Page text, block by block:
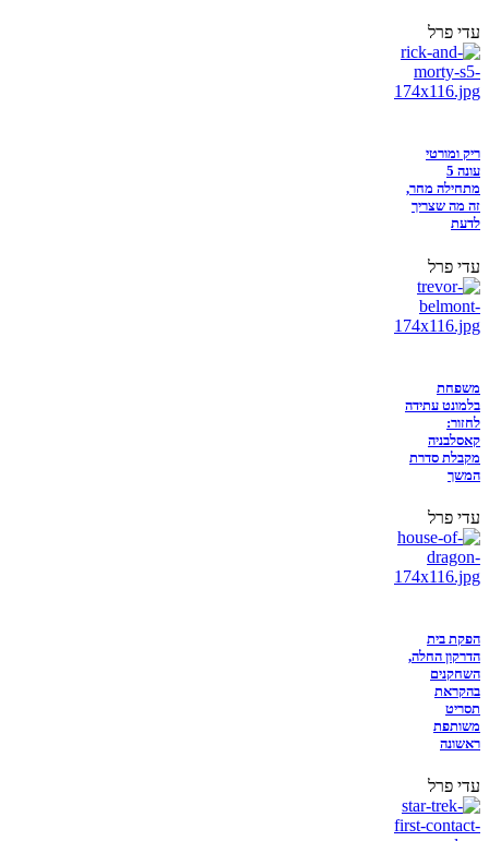
עדי פרל
ריק ומורטי
עונה 5
מתחילה מחר,
זה מה שצריך
לדעת
עדי פרל
משפחת
בלמונט עתידה
לחזור:
קאסלבניה
מקבלת סדרת
המשך
עדי פרל
הפקת בית
הדרקון החלה,
השחקנים
בהקראת
תסריט
משותפת
ראשונה
עדי פרל